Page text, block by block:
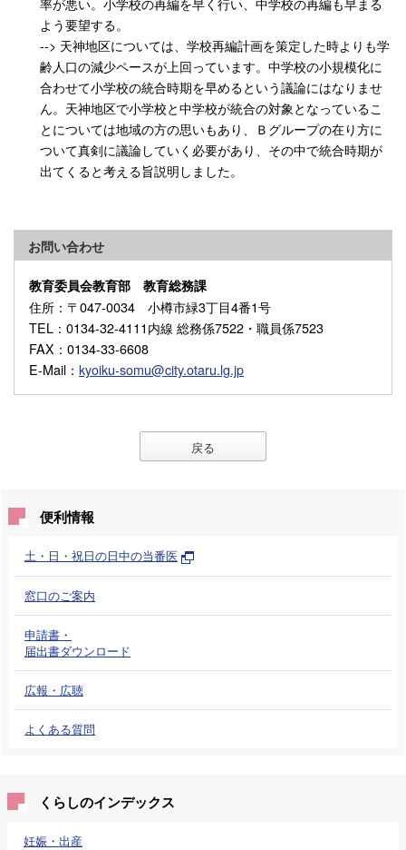
よう要望する。
--> 天神地区については、学校再編計画を策定した時よりも学
齢人口の減少ペースが上回っています。中学校の小規模化に
合わせて小学校の統合時期を早めるという議論にはなりませ
ん。天神地区で小学校と中学校が統合の対象となっているこ
とについては地域の方の思いもあり、Ｂグループの在り方に
ついて真剣に議論していく必要があり、その中で統合時期が
出てくると考える旨説明しました。
お問い合わせ
教育委員会教育部 教育総務課
住所 ：〒047-0034 小樽市緑3丁目4番1号
TEL ：0134-32-4111内線 総務係7522・職員係7523
FAX ：0134-33-6608
E-Mail ： kyoiku-somu@city.otaru.lg.jp
戻る
便利情報
土・日・祝日の日中の当番医
窓口のご案内
申請書・
届出書ダウンロード
広報・広聴
よくある質問
くらしのインデックス
妊娠・出産